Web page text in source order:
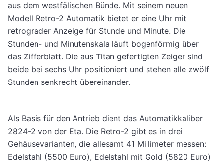
aus dem westfälischen Bünde. Mit seinem neuen
Modell Retro-2 Automatik bietet er eine Uhr mit
retrograder Anzeige für Stunde und Minute. Die
Stunden- und Minutenskala läuft bogenförmig über
das Zifferblatt. Die aus Titan gefertigten Zeiger sind
beide bei sechs Uhr positioniert und stehen alle zwölf
Stunden senkrecht übereinander.
Als Basis für den Antrieb dient das Automatikkaliber
2824-2 von der Eta. Die Retro-2 gibt es in drei
Gehäusevarianten, die allesamt 41 Millimeter messen:
Edelstahl (5500 Euro), Edelstahl mit Gold (5820 Euro)